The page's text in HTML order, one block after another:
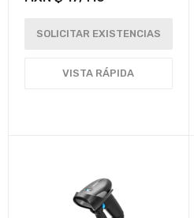
SOLICITAR EXISTENCIAS
VISTA RÁPIDA